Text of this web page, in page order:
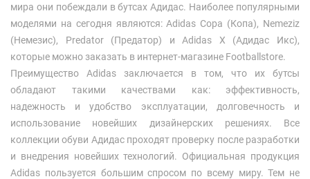
мира они побеждали в бутсах Адидас. Наиболее популярными
моделями на сегодня являются: Adidas Copa (Копа), Nemeziz
(Немезис), Predator (Предатор) и Adidas X (Адидас Икс),
которые можно заказать в интернет-магазине Footballstore.
Преимущество Adidas заключается в том, что их бутсы
обладают такими качествами как: эффективность,
надежность и удобство эксплуатации, долговечность и
использование новейших дизайнерских решениях. Все
коллекции обуви Адидас проходят проверку после разработки
и внедрения новейших технологий. Официальная продукция
Adidas пользуется большим спросом по всему миру. Тем не